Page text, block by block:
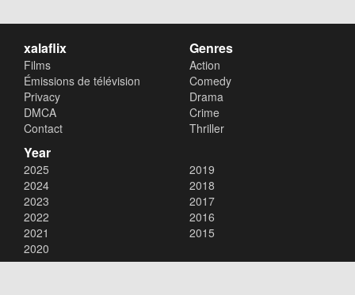
xalaflix
Films
Émissions de télévision
Privacy
DMCA
Contact
Genres
Action
Comedy
Drama
Crime
Thriller
Year
2025
2024
2023
2022
2021
2020
2019
2018
2017
2016
2015